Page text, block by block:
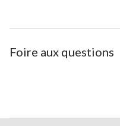
Foire aux questions